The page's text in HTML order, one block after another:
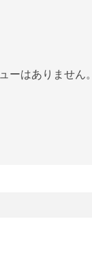
ーはありません。